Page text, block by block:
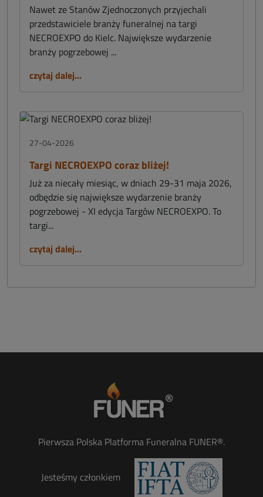
Nawet ze Stanów Zjednoczonych przyjechali
przedstawiciele branży funeralnej na targi
NECROEXPO do Kielc. Największe wydarzenie
branży pogrzebowej ...
czytaj dalej...
27-04-2026
Targi NECROEXPO coraz bliżej!
Już za niecały miesiąc, w dniach 29-31 maja 2026,
odbędzie się największe wydarzenie branży
pogrzebowej - XI edycja Targów NECROEXPO. To
targi...
czytaj dalej...
Pierwsza Polska Platforma Funeralna FUNER®.
Jesteśmy członkiem